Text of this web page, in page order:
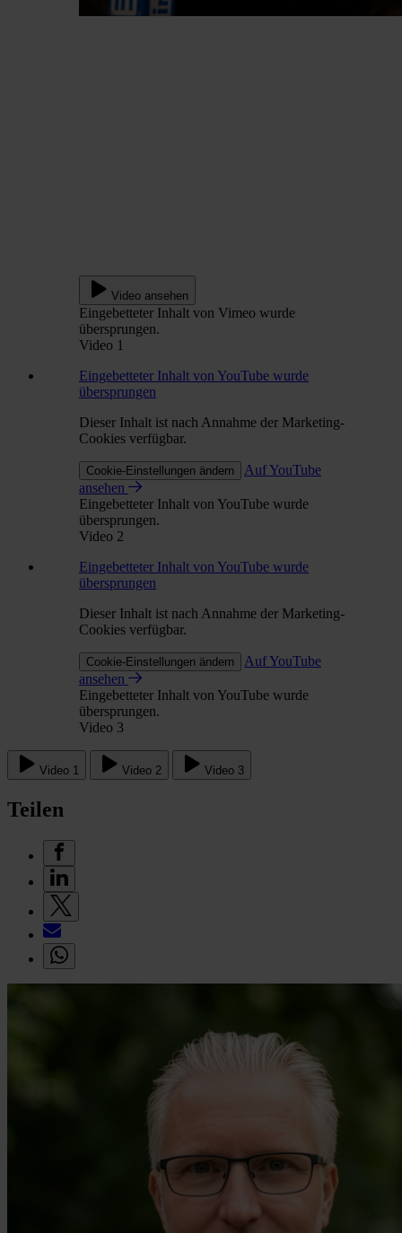
Video ansehen
Eingebetteter Inhalt von Vimeo wurde
übersprungen.
Video 1
Eingebetteter Inhalt von YouTube wurde
übersprungen
Dieser Inhalt ist nach Annahme der Marketing-
Cookies verfügbar.
Cookie-Einstellungen ändern
Auf YouTube
ansehen
Eingebetteter Inhalt von YouTube wurde
übersprungen.
Video 2
Eingebetteter Inhalt von YouTube wurde
übersprungen
Dieser Inhalt ist nach Annahme der Marketing-
Cookies verfügbar.
Cookie-Einstellungen ändern
Auf YouTube
ansehen
Eingebetteter Inhalt von YouTube wurde
übersprungen.
Video 3
Video 1 Video 2 Video 3
Teilen